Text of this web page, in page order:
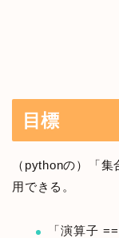
目標
（pythonの）「
用できる。
「演算子